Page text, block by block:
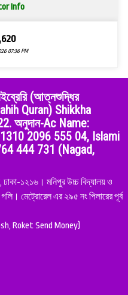
Info
07:36 PM
(আত্নশুদ্ধির
Quran) Shikkha
অনুদান-Ac Name:
2096 555 04, Islami
444 731 (Nagad,
ঢাকা-১২১৬। মনিপুর উচ্চ বিদ্যালয় ও
মেট্রোরেল এর ২৯৫ নং পিলারের পূর্ব
Roket Send Money)